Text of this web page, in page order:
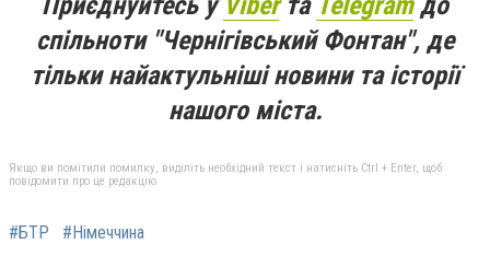
спільноти "Чернігівський Фонтан", де
тільки найактульніші новини та історії
нашого міста.
Якщо ви помітили помилку, виділіть необхідний текст і натисніть Ctrl + Enter, щоб
повідомити про це редакцію
#БТР #Німеччина